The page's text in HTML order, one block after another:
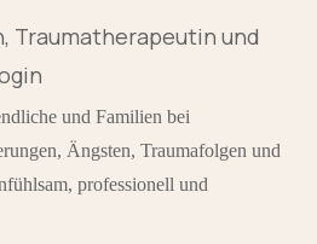
Traumatherapeutin und
und Familien bei
Ängsten, Traumafolgen und
professionell und